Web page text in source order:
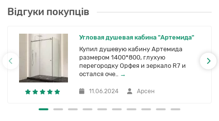
Відгуки покупців
Угловая душевая кабина "Артемида"
Купил душевую кабину Артемида
размером 1400*800, глухую
перегородку Орфея и зеркало R7 и
остался оче.. →
11.06.2024 Арсен